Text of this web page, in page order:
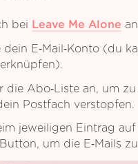
bei Leave Me Alone
dein E‑Mail‑Konto (du
die Abo‑Liste an, um
Postfach verstopfen.
jeweiligen Eintrag auf
um die E‑Mails